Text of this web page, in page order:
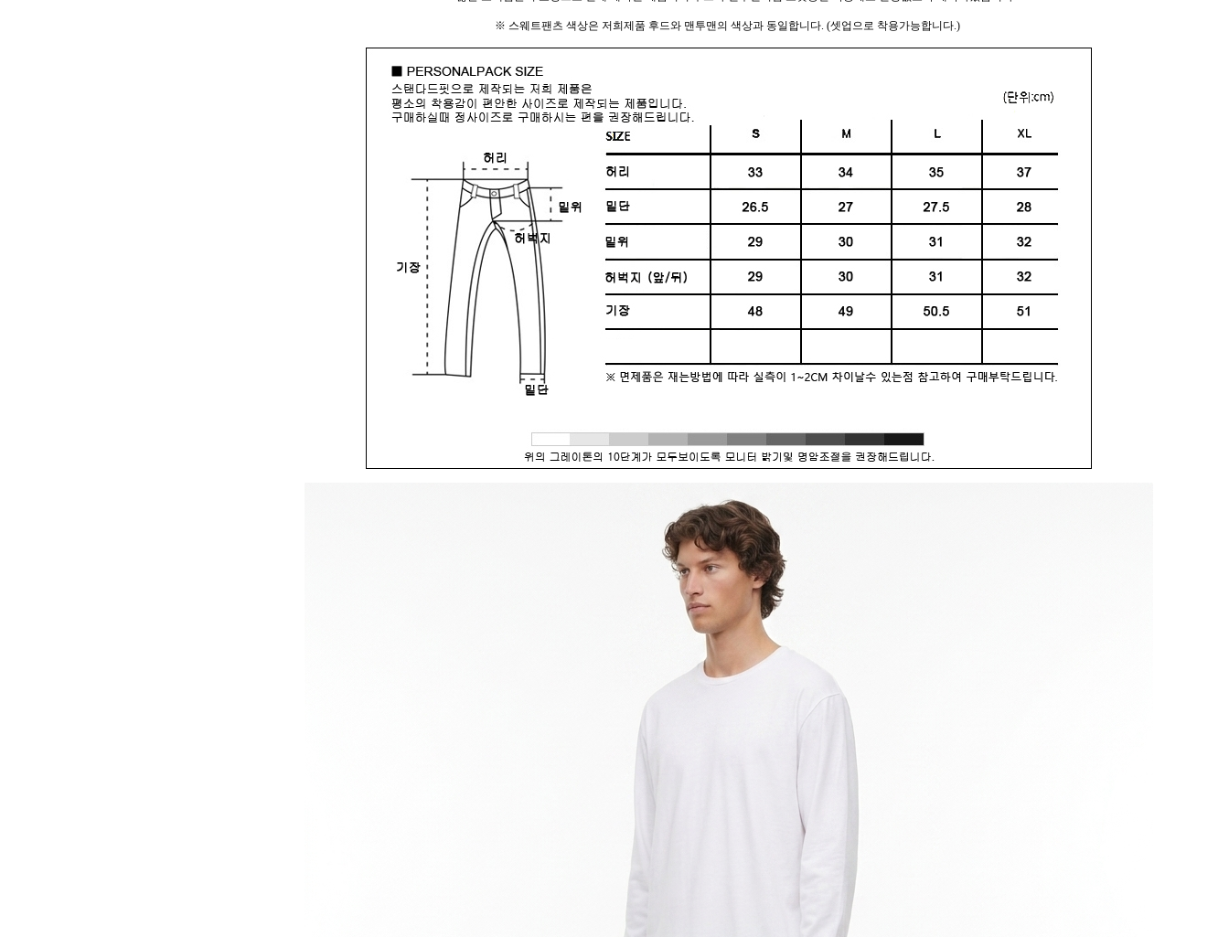
※ 스웨트팬츠 색상은 저희제품 후드와 맨투맨의 색상과 동일합니다. (셋업으로 착용가능합니다.)